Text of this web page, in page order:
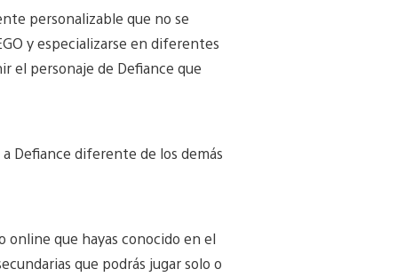
personalizable que no se
y especializarse en diferentes
el personaje de Defiance que
Defiance diferente de los demás
online que hayas conocido en el
que podrás jugar solo o